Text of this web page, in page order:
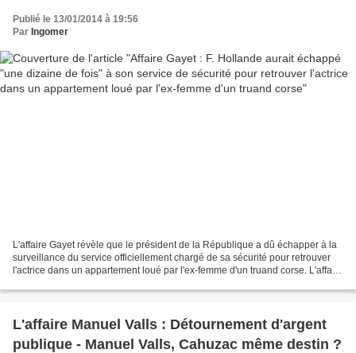
l'ex-femme d'un truand corse
Publié le 13/01/2014 à 19:56
Par Ingomer
L'affaire Gayet révèle que le président de la République a dû échapper à la
surveillance du service officiellement chargé de sa sécurité pour retrouver
l'actrice dans un appartement loué par l'ex-femme d'un truand corse. L'affaire
L'affaire Manuel Valls : Détournement d'argent
publique - Manuel Valls, Cahuzac même destin ?